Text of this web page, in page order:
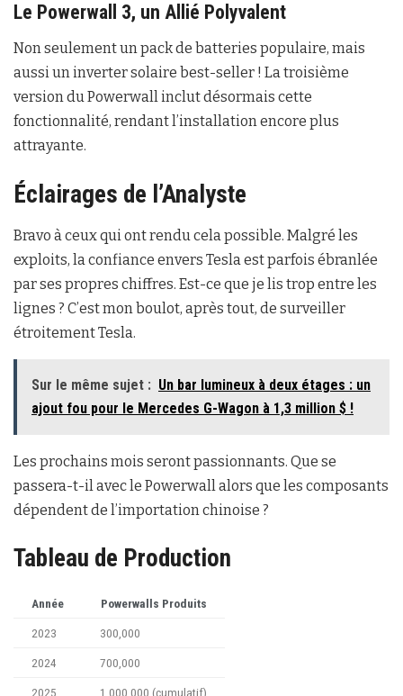
Le Powerwall 3, un Allié Polyvalent
Non seulement un pack de batteries populaire, mais
aussi un inverter solaire best-seller ! La troisième
version du Powerwall inclut désormais cette
fonctionnalité, rendant l’installation encore plus
attrayante.
Éclairages de l’Analyste
Bravo à ceux qui ont rendu cela possible. Malgré les
exploits, la confiance envers Tesla est parfois ébranlée
par ses propres chiffres. Est-ce que je lis trop entre les
lignes ? C’est mon boulot, après tout, de surveiller
étroitement Tesla.
Sur le même sujet : Un bar lumineux à deux étages : un
ajout fou pour le Mercedes G-Wagon à 1,3 million $ !
Les prochains mois seront passionnants. Que se
passera-t-il avec le Powerwall alors que les composants
dépendent de l’importation chinoise ?
Tableau de Production
Année Powerwalls Produits
2023 300,000
2024 700,000
2025 1,000,000 (cumulatif)